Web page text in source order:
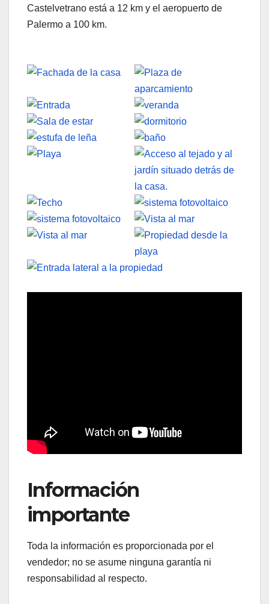
Castelvetrano está a 12 km y el aeropuerto de
Palermo a 100 km.
Información
importante
Toda la información es proporcionada por el
vendedor; no se asume ninguna garantía ni
responsabilidad al respecto.